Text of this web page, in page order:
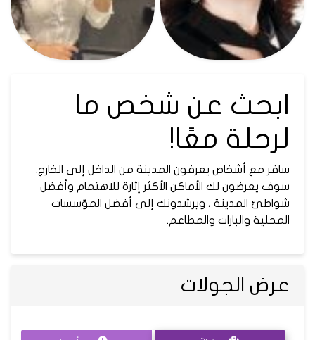
ابحث عن شخص ما
لرحلة معًا!
سافر مع أشخاص يعرفون المدينة من الداخل إلى الخارج.
سوف يعرضون لك الأماكن الأكثر إثارة للاهتمام وأفضل
شواطئ المدينة ، ويرشدونك إلى أفضل المؤسسات
المحلية والبارات والمطاعم.
عرض الجولات